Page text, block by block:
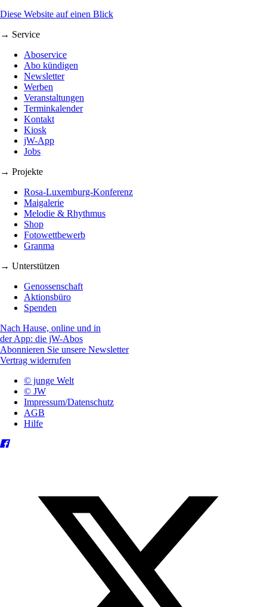
Diese Website auf einen Blick
→ Service
Aboservice
Abo kündigen
Newsletter
Werben
Veranstaltungen
Terminkalender
Kontakt
Kiosk
jW-App
Jobs
→ Projekte
Rosa-Luxemburg-Konferenz
Maigalerie
Melodie & Rhythmus
Shop
Fotowettbewerb
Granma
→ Unterstützen
Genossenschaft
Aktionsbüro
Spenden
Nach Hause, online und in
der App: die jW-Abos
Abonnieren Sie unsere Newsletter
Vertrag widerrufen
© junge Welt
© JW
Impressum/Datenschutz
AGB
Hilfe